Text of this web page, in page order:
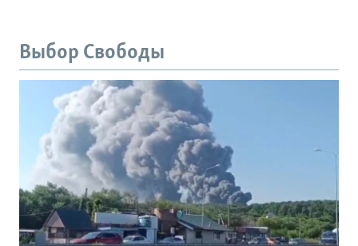
Выбор Свободы